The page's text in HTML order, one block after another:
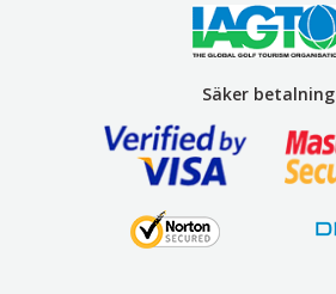
Säker betalning